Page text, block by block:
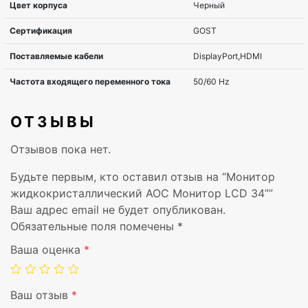
Угол обзора по вертикали
Контрастность статическая 3000:1
Контрастность динамическая
Количество цветов
Время отклика, мс
Вход VGA 1
Вход DVI
Вход HDMI
ОТЗЫВЫ
Отзывов пока нет.
Будьте первым, кто оставил отзыв на “Монитор
жидкокристаллический AOC Монитор LCD 34””
Ваш адрес email не будет опубликован.
Обязательные поля помечены *
Ваша оценка *
Ваш отзыв *